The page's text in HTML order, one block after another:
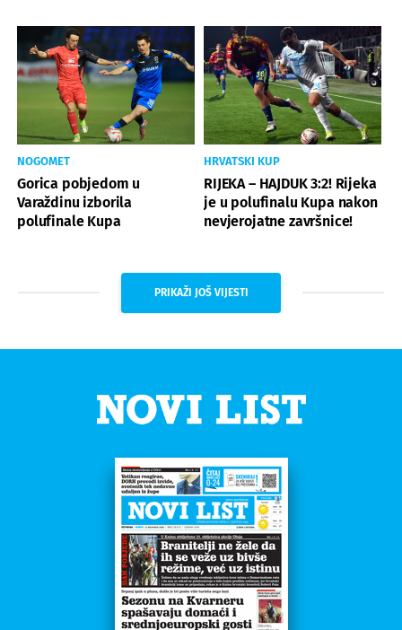
NOGOMET
Gorica pobjedom u
Varaždinu izborila
polufinale Kupa
HRVATSKI KUP
RIJEKA – HAJDUK 3:2! Rijeka
je u polufinalu Kupa nakon
nevjerojatne završnice!
PRIKAŽI JOŠ VIJESTI